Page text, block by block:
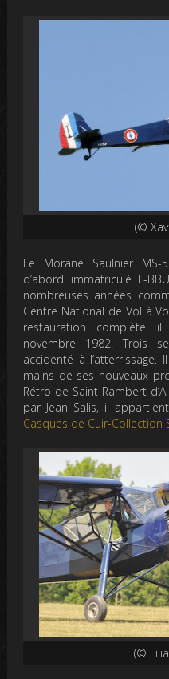
(©
Le Morane Saulnier
d’abord immatriculé F-
nombreuses années
Centre National de Vol à
restauration complète
novembre 1982. Trois
accidenté à l’atterrissage.
mains de ses nouveaux
Rétro de Saint Rambert
par Jean Salis, il
Casques de Cuir-Collection
(©